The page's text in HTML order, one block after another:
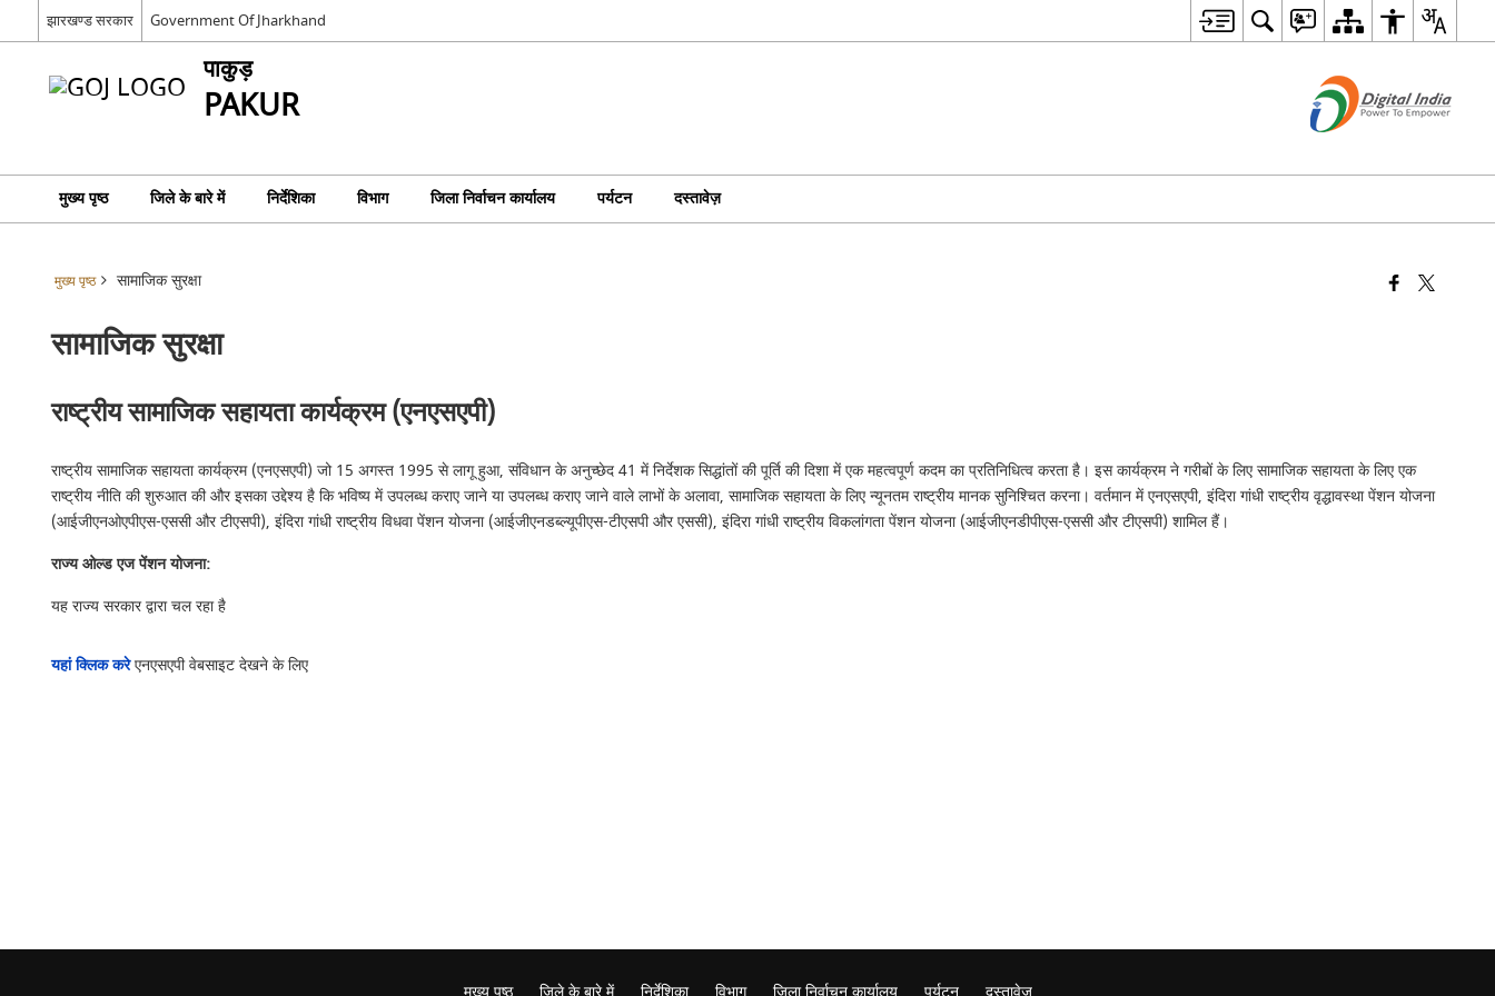
झारखण्ड सरकार Government Of Jharkhand
पाकुड़
PAKUR
मुख्य पृष्ठ जिले के बारे में निर्देशिका विभाग जिला निर्वाचन कार्यालय पर्यटन दस्तावेज़
मुख्य पृष्ठ सामाजिक सुरक्षा
सामाजिक सुरक्षा
राष्ट्रीय सामाजिक सहायता कार्यक्रम (एनएसएपी)
राष्ट्रीय सामाजिक सहायता कार्यक्रम (एनएसएपी) जो 15 अगस्त 1995 से लागू हुआ, संविधान के अनुच्छेद 41 में निर्देशक सिद्धांतों की पूर्ति की दिशा में एक महत्वपूर्ण कदम का प्रतिनिधित्व करता है। इस कार्यक्रम ने गरीबों के लिए सामाजिक सहायता के लिए एक
राष्ट्रीय नीति की शुरुआत की और इसका उद्देश्य है कि भविष्य में उपलब्ध कराए जाने या उपलब्ध कराए जाने वाले लाभों के अलावा, सामाजिक सहायता के लिए न्यूनतम राष्ट्रीय मानक सुनिश्चित करना। वर्तमान में एनएसएपी, इंदिरा गांधी राष्ट्रीय वृद्धावस्था पेंशन योजना
(आईजीएनओएपीएस-एससी और टीएसपी), इंदिरा गांधी राष्ट्रीय विधवा पेंशन योजना (आईजीएनडब्ल्यूपीएस-टीएसपी और एससी), इंदिरा गांधी राष्ट्रीय विकलांगता पेंशन योजना (आईजीएनडीपीएस-एससी और टीएसपी) शामिल हैं।
राज्य ओल्ड एज पेंशन योजना:
यह राज्य सरकार द्वारा चल रहा है
यहां क्लिक करेएनएसएपी वेबसाइट देखने के लिए